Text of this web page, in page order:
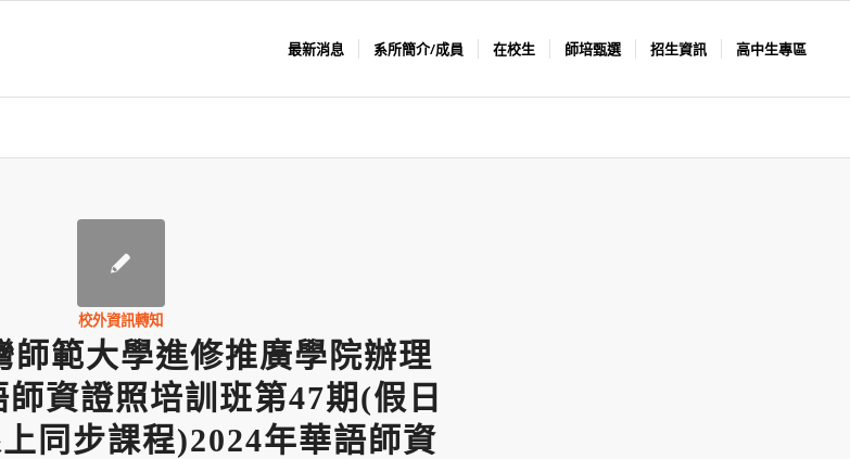
最新消息 系所簡介/成員 在校生 師培甄選 招生資訊 高中生專區
校外資訊轉知
師範大學進修推廣學院辦理
師資證照培訓班第47期(假日
同步課程)2024年華語師資